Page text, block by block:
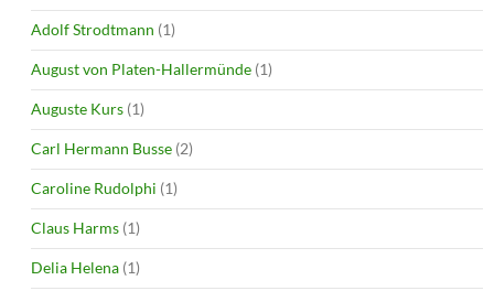
Adolf Strodtmann (1)
August von Platen-Hallermünde (1)
Auguste Kurs (1)
Carl Hermann Busse (2)
Caroline Rudolphi (1)
Claus Harms (1)
Delia Helena (1)